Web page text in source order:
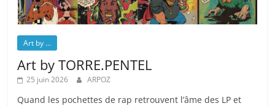
Art by ...
Art by TORRE.PENTEL
25 juin 2026 ARPOZ
Quand les pochettes de rap retrouvent l’âme des LP et